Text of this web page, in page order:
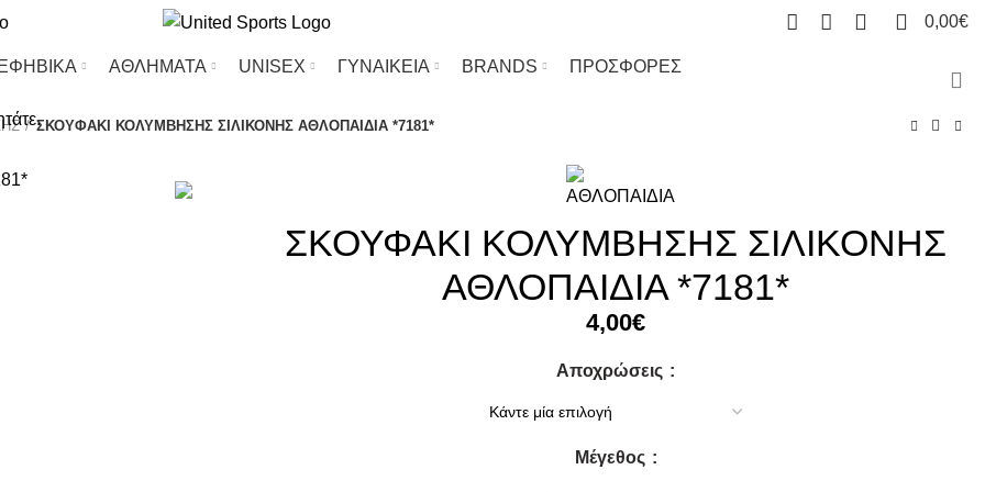
0,00€
ΑΘΛΗΜΑΤΑ UΝΙSΕΧ ΓΥΝΑΙΚΕΙΑ BRANDS ΠΡΟΣΦΟΡΕΣ
ΣΚΟΥΦΑΚΙ ΚΟΛΥΜΒΗΣΗΣ ΣΙΛΙΚΟΝΗΣ ΑΘΛΟΠΑΙΔΙΑ *7181*
ΣΚΟΥΦΑΚΙ ΚΟΛΥΜΒΗΣΗΣ ΣΙΛΙΚΟΝΗΣ
ΑΘΛΟΠΑΙΔΙΑ *7181*
4,00€
Αποχρώσεις
Μέγεθος